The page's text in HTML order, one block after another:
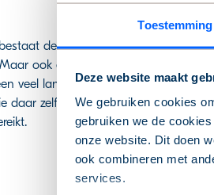
Toestemming
Deze website maakt
We gebruiken cookies
gebruiken we de
onze website. Dit doen
ook combineren met
services.
de Alliantie 25 jaar! Voor ons
ook een moment om vooruit te
veel langere geschiedenis van
daar zelf niet altijd in kunnen